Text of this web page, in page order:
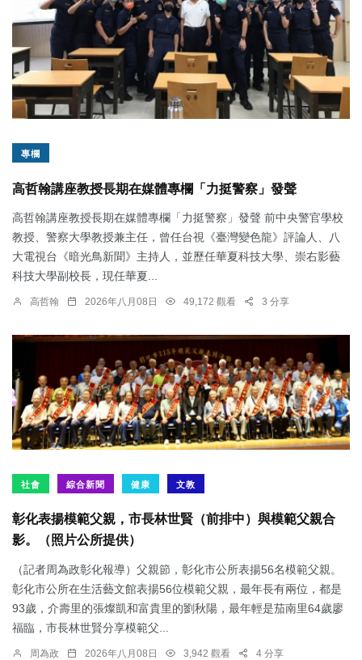
專欄
高哲翰講座教授長期在媒體專欄「力挺警察」發聲
高哲翰講座教授長期在媒體專欄「力挺警察」發聲 前中央警官學校
教授、警察大學教授兼主任，曾任台視《臺灣變色龍》評論人、八
大電視台《暗光鳥新聞》主持人，並歷任華夏科技大學、崇右影藝
科技大學副校長，現任華夏...
高哲翰 2026年八月08日 49,172 觀看 3 分享
社會 綜合新聞 健康 文教
彰化表揚模範父親，市長林世賢（前排中）與模範父親合
影。（照片公所提供）
（記者周為政彰化報導）父親節，彰化市公所表揚56名模範父親。
彰化市公所在生活藝文館表揚56位模範父親，最年長有兩位，都是
93歲，介壽里的張燦凱和富貴里的劉秋陽，最年輕是茄南里64歲廖
福臨，市長林世賢分享模範父...
周為政 2026年八月08日 3,942 觀看 4 分享